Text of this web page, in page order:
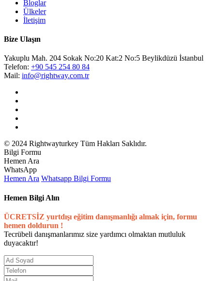
Bloglar
Ülkeler
İletişim
Bize Ulaşın
Yakuplu Mah. 204 Sokak No:20 Kat:2 No:5 Beylikdüzü İstanbul
Telefon: +90 545 254 80 84
Mail: info@rightway.com.tr
© 2024 Rightwayturkey Tüm Hakları Saklıdır.
Bilgi Formu
Hemen Ara
WhatsApp
Hemen Ara Whatsapp Bilgi Formu
Hemen Bilgi Alın
ÜCRETSİZ yurtdışı eğitim danışmanlığı almak için, formu
hemen doldurun !
Tecrübeli danışmanlarımız size yardımcı olmaktan mutluluk
duyacaktır!